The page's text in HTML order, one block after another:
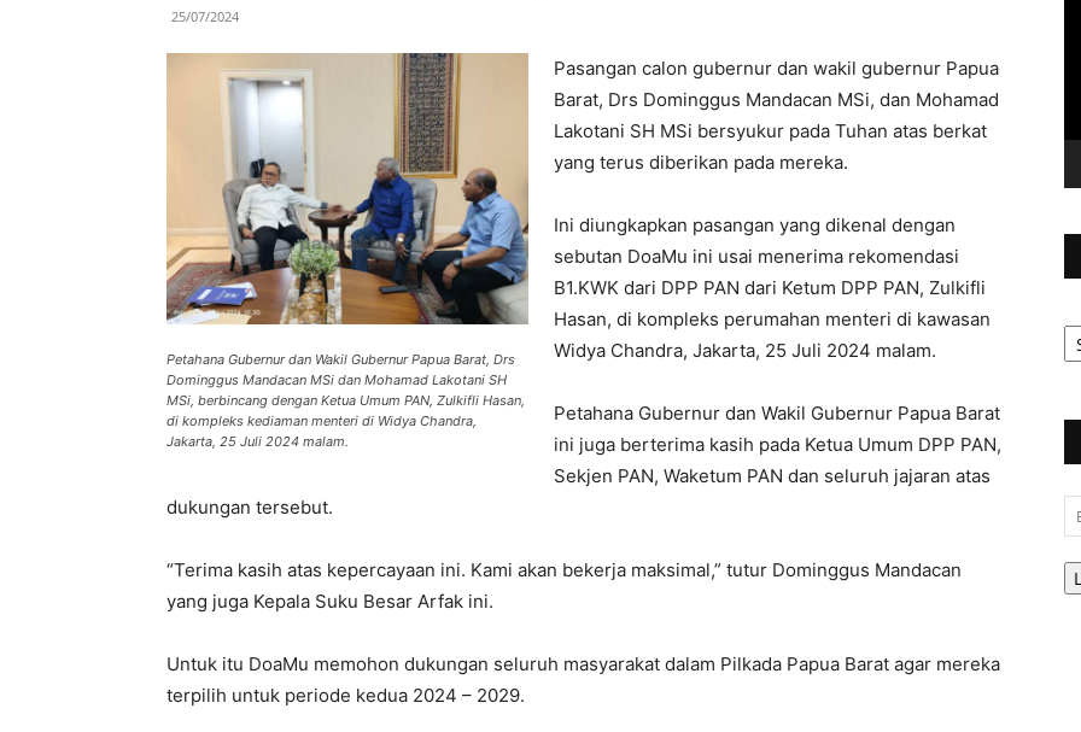
25/07/2024
Petahana Gubernur dan Wakil Gubernur Papua Barat, Drs
Dominggus Mandacan MSi dan Mohamad Lakotani SH
MSi, berbincang dengan Ketua Umum PAN, Zulkifli Hasan,
di kompleks kediaman menteri di Widya Chandra,
Jakarta, 25 Juli 2024 malam.
Pasangan calon gubernur dan wakil gubernur Papua
Barat, Drs Dominggus Mandacan MSi, dan Mohamad
Lakotani SH MSi bersyukur pada Tuhan atas berkat
yang terus diberikan pada mereka.
Ini diungkapkan pasangan yang dikenal dengan
sebutan DoaMu ini usai menerima rekomendasi
B1.KWK dari DPP PAN dari Ketum DPP PAN, Zulkifli
Hasan, di kompleks perumahan menteri di kawasan
Widya Chandra, Jakarta, 25 Juli 2024 malam.
Petahana Gubernur dan Wakil Gubernur Papua Barat
ini juga berterima kasih pada Ketua Umum DPP PAN,
Sekjen PAN, Waketum PAN dan seluruh jajaran atas
dukungan tersebut.
“Terima kasih atas kepercayaan ini. Kami akan bekerja maksimal,” tutur Dominggus Mandacan
yang juga Kepala Suku Besar Arfak ini.
Untuk itu DoaMu memohon dukungan seluruh masyarakat dalam Pilkada Papua Barat agar mereka
terpilih untuk periode kedua 2024 – 2029.